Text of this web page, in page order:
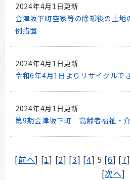
2024年4月1日更新
会津坂下町空家等の除却後の土
例措置
2024年4月1日更新
令和6年4月1日よりリサイクルで
2024年4月1日更新
第9期会津坂下町 高齢者福祉・
[前へ] [1] [2] [3] [4] 5 [6] [7
[次へ]